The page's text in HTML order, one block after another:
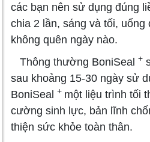
các bạn nên sử dụng đúng
chia 2 lần, sáng và tối, uống
không quên ngày nào.
Thông thường BoniSeal +
sau khoảng 15-30 ngày sử
BoniSeal + một liệu trình tối
cường sinh lực, bản lĩnh
thiện sức khỏe toàn thân.